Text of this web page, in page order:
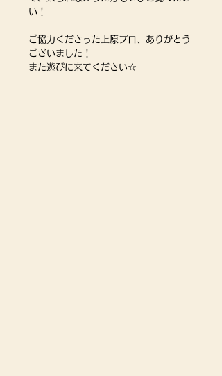
い！
ご協力くださった上原プロ、ありがとう
ございました！
また遊びに来てください☆